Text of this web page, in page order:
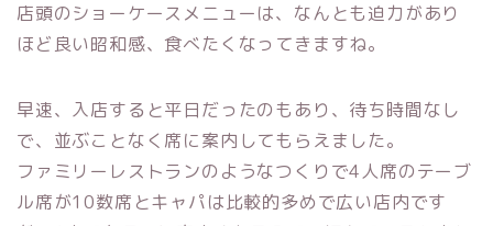
店頭のショーケースメニューは、なんとも迫力があり
ほど良い昭和感、食べたくなってきますね。
早速、入店すると平日だったのもあり、待ち時間なし
で、並ぶことなく席に案内してもらえました。
ファミリーレストランのようなつくりで4人席のテーブ
ル席が10数席とキャパは比較的多めで広い店内です